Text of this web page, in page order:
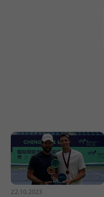
22.10.2023